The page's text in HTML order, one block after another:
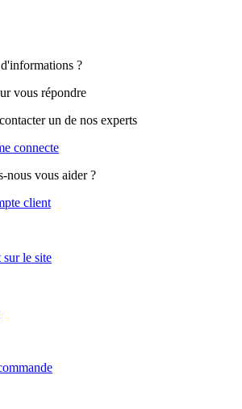
?
vous répondre
un de nos experts
connecte
nous vous aider ?
client
le site